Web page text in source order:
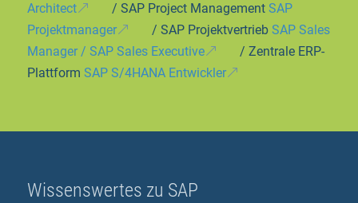
Architect
/ SAP Project Management SAP
Projektmanager
/ SAP Projektvertrieb SAP Sales
Manager / SAP Sales Executive
/ Zentrale ERP-
Plattform SAP S/4HANA Entwickler
Wissenswertes zu SAP